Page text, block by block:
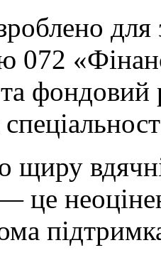
для
072
фондовий
це